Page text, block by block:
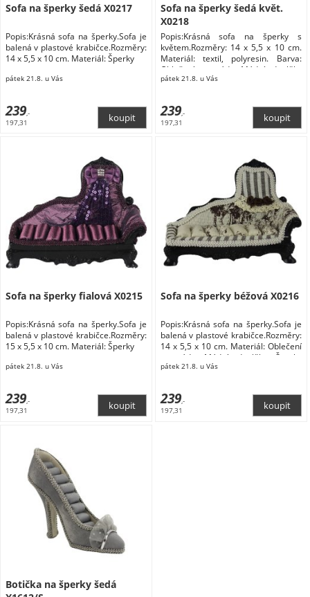
Sofa na šperky šedá X0217
Popis:Krásná sofa na šperky.Sofa je
balená v plastové krabičce.Rozměry:
14 x 5,5 x 10 cm. Materiál: Šperky
pátek 21.8. u Vás
239,-
197,31
Sofa na šperky šedá květ.
X0218
Popis:Krásná sofa na šperky s
květem.Rozměry: 14 x 5,5 x 10 cm.
Materiál: textil, polyresin. Barva:
Oblečení a móda Módní doplňky
Šperky Dárkové krabičky na šperky
pátek 21.8. u Vás
239,-
197,31
Sofa na šperky fialová X0215
Popis:Krásná sofa na šperky.Sofa je
balená v plastové krabičce.Rozměry:
15 x 5,5 x 10 cm. Materiál: Šperky
pátek 21.8. u Vás
239,-
197,31
Sofa na šperky béžová X0216
Popis:Krásná sofa na šperky.Sofa je
balená v plastové krabičce.Rozměry:
14 x 5,5 x 10 cm. Materiál: Oblečení
a móda Módní doplňky Šperky
Dárkové krabičky na šperky
pátek 21.8. u Vás
239,-
197,31
Botička na šperky šedá